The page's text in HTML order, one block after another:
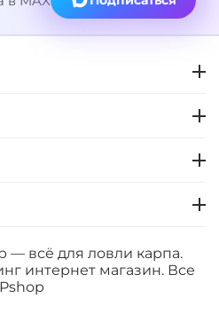
— всё для ловли карпа.
интернет магазин. Все